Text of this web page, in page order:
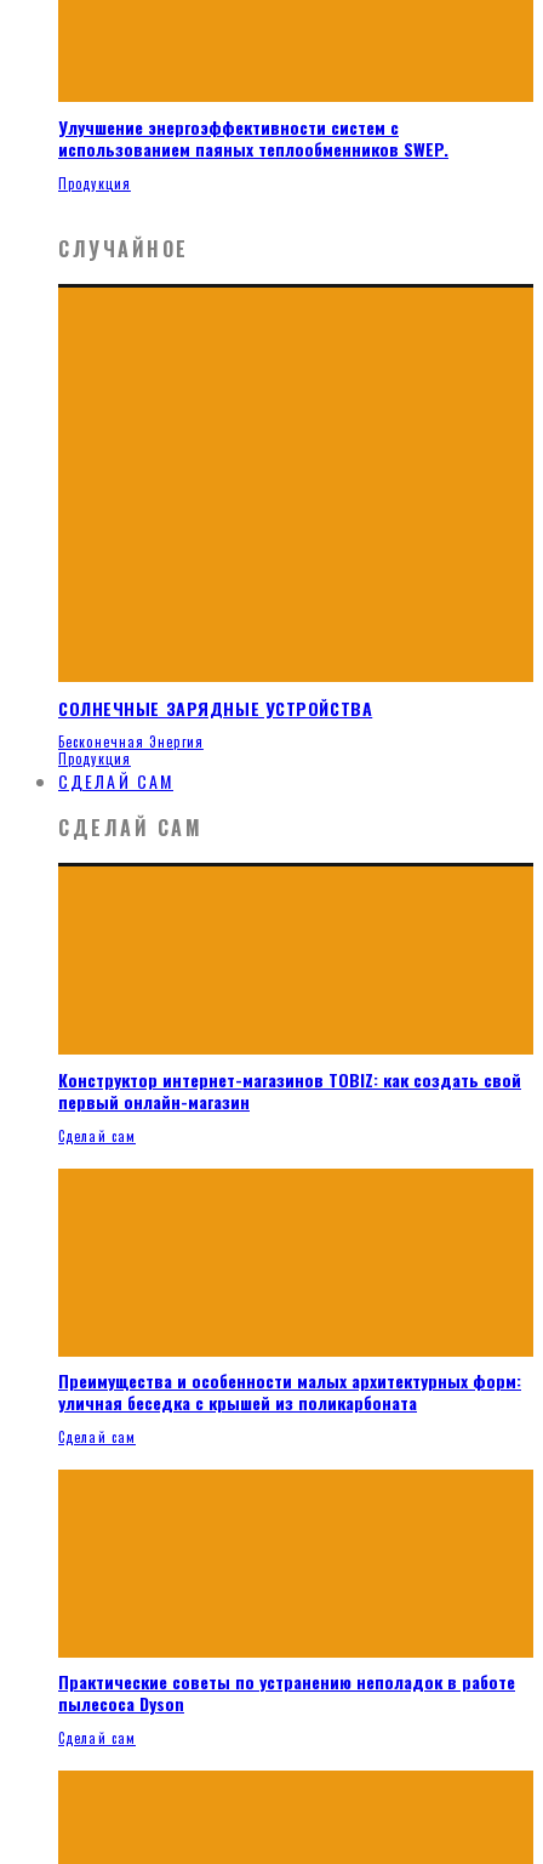
Улучшение энергоэффективности систем с
использованием паяных теплообменников SWEP.
Продукция
СЛУЧАЙНОЕ
СОЛНЕЧНЫЕ ЗАРЯДНЫЕ УСТРОЙСТВА
Бесконечная Энергия
Продукция
СДЕЛАЙ САМ
СДЕЛАЙ САМ
Конструктор интернет-магазинов TOBIZ: как создать свой
первый онлайн-магазин
Сделай сам
Преимущества и особенности малых архитектурных форм:
уличная беседка с крышей из поликарбоната
Сделай сам
Практические советы по устранению неполадок в работе
пылесоса Dyson
Сделай сам